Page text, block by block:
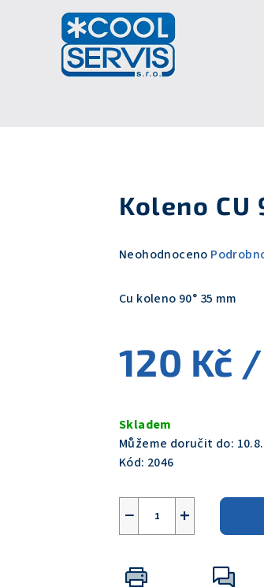
Koleno CU
Průměrné
produktu
z
Neohodnoceno
Cu koleno 90° 35 mm
120 Kč
cena:
Skladem
Můžeme doručit do:
Kód: 2046
+
−